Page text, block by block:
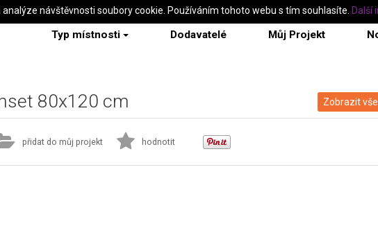
Typ místnosti Dodavatelé Můj Projekt
Zobrazit
80x120 cm
přidat do můj projekt hodnotit
návštěvnosti soubory cookie. Používáním tohoto webu s tím souhlasíte. Další